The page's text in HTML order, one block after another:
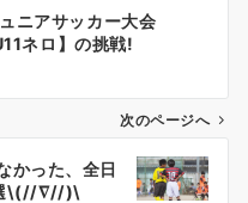
ニアサッカー大会
ネロ】の挑戦!
次のページへ
かった、全日
選\(//∇//)\